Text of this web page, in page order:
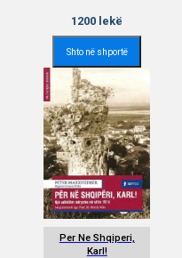
1200 lekë
Shto në shportë
Per Ne Shqiperi,
Karl!